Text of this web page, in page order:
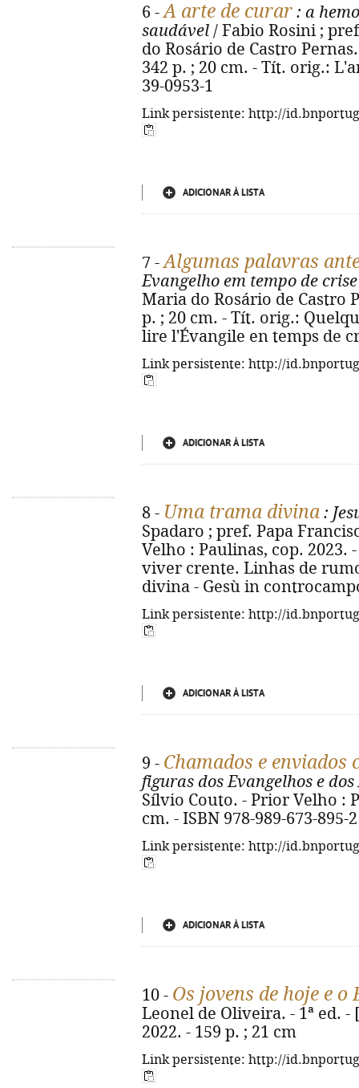
6 -A arte de curar : a
saudável / Fabio Rosini ;
do Rosário de Castro
342 p. ; 20 cm. - Tít. orig.:
39-0953-1
Link persistente: http://
ADICIONAR À LISTA
7 -Algumas palavras
Evangelho em tempo de crise
Maria do Rosário de Castro
p. ; 20 cm. - Tít. orig.:
lire l'Évangile en temps de
Link persistente: http://
ADICIONAR À LISTA
8 - Uma trama divina :
Spadaro ; pref. Papa
Velho : Paulinas, cop. 2023.
viver crente. Linhas de
divina - Gesù in
Link persistente: http://
ADICIONAR À LISTA
9 - Chamados e enviados
figuras dos Evangelhos e
Sílvio Couto. - Prior Velho :
cm. - ISBN 978-989-673-895-2
Link persistente: http://
ADICIONAR À LISTA
10 - Os jovens de hoje e o
Leonel de Oliveira. - 1ª ed.
2022. - 159 p. ; 21 cm
Link persistente: http://